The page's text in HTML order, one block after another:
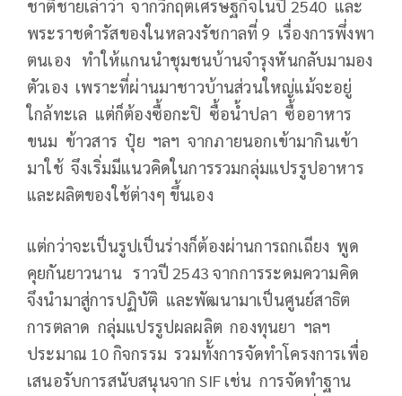
ชาติชายเล่าว่า จากวิกฤตเศรษฐกิจในปี 2540 และ
พระราชดำรัสของในหลวงรัชกาลที่ 9 เรื่องการพึ่งพา
ตนเอง ทำให้แกนนำชุมชนบ้านจำรุงหันกลับมามอง
ตัวเอง เพราะที่ผ่านมาชาวบ้านส่วนใหญ่แม้จะอยู่
ใกล้ทะเล แต่ก็ต้องซื้อกะปิ ซื้อน้ำปลา ซื้ออาหาร
ขนม ข้าวสาร ปุ๋ย ฯลฯ จากภายนอกเข้ามากินเข้า
มาใช้ จึงเริ่มมีแนวคิดในการรวมกลุ่มแปรรูปอาหาร
และผลิตของใช้ต่างๆ ขึ้นเอง
แต่กว่าจะเป็นรูปเป็นร่างก็ต้องผ่านการถกเถียง พูด
คุยกันยาวนาน ราวปี 2543 จากการระดมความคิด
จึงนำมาสู่การปฏิบัติ และพัฒนามาเป็นศูนย์สาธิต
การตลาด กลุ่มแปรรูปผลผลิต กองทุนยา ฯลฯ
ประมาณ 10 กิจกรรม รวมทั้งการจัดทำโครงการเพื่อ
เสนอรับการสนับสนุนจาก SIF เช่น การจัดทำฐาน